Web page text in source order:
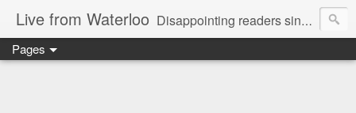
Live from Waterloo Disappointing readers since 2006
Pages